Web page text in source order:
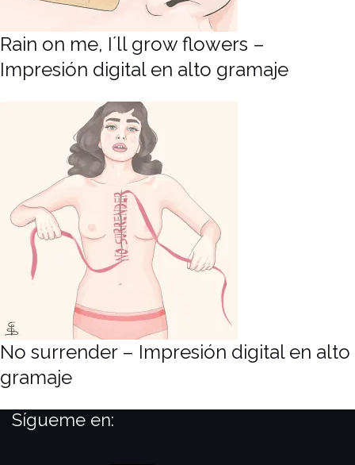
Rain on me, I´ll grow flowers –
Impresión digital en alto gramaje
No surrender – Impresión digital en alto
gramaje
Sígueme en: